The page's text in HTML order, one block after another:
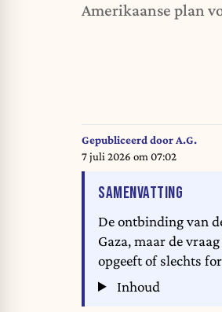
Amerikaanse plan
Gepubliceerd door A.G.
7 juli 2026 om 07:02
SAMENVATTING
De ontbinding van
Gaza, maar de
opgeeft of slechts
Inhoud